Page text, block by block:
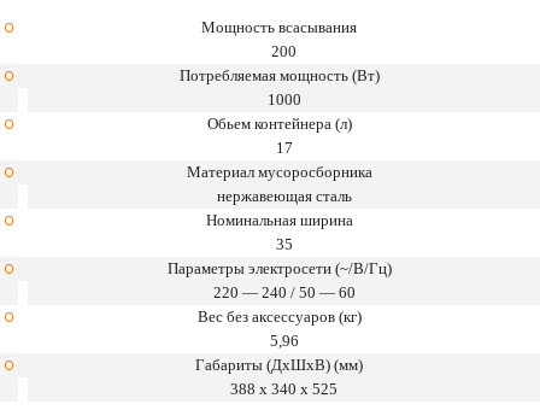
Мощность всасывания
200
Потребляемая мощность (Вт)
1000
Обьем контейнера (л)
17
Материал мусоросборника
нержавеющая сталь
Номинальная ширина
35
Параметры электросети (~/В/Гц)
220 — 240 / 50 — 60
Вес без аксессуаров (кг)
5,96
Габариты (ДхШхВ) (мм)
388 x 340 x 525